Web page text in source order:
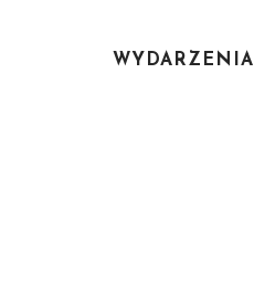
WYDARZENIA